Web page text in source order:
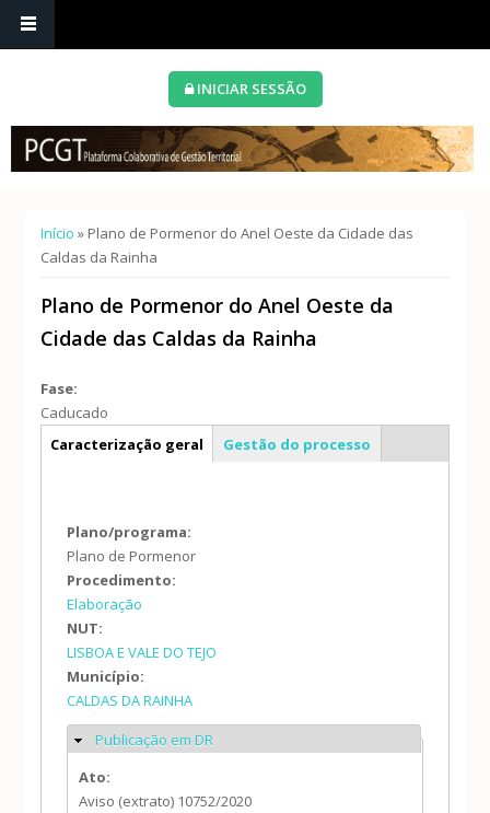
INICIAR SESSÃO
Está aqui
Início » Plano de Pormenor do Anel Oeste da Cidade das
Caldas da Rainha
Plano de Pormenor do Anel Oeste da
Cidade das Caldas da Rainha
Fase:
Caducado
Info geral
Caracterização geral Gestão do processo
Plano/programa:
Plano de Pormenor
Procedimento:
Elaboração
NUT:
LISBOA E VALE DO TEJO
Município:
CALDAS DA RAINHA
Ocultar
Publicação em DR
Ato:
Aviso (extrato) 10752/2020